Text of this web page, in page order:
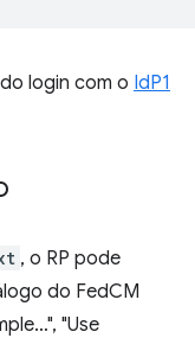
login com o IdP1
, o RP pode
do FedCM
"Use